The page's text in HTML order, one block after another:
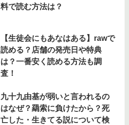
料で読む方法は？
【生徒会にもあなはある】rawで
読める？店舗の発売日や特典
は？一番安く読める方法も調
査！
九十九由基が弱いと言われるの
はなぜ？羂索に負けたから？死
亡した・生きてる説について検